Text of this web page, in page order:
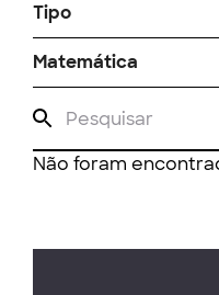
Tipo
Matemática
Não foram